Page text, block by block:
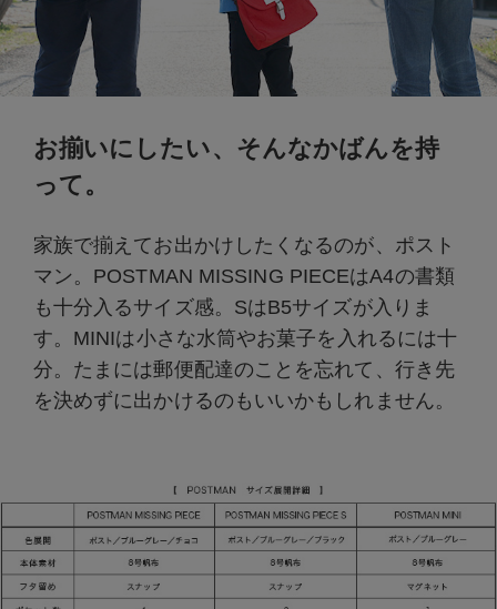
お揃いにしたい、そんなかばんを持
って。
家族で揃えてお出かけしたくなるのが、ポスト
マン。POSTMAN MISSING PIECEはA4の書類
も十分入るサイズ感。SはB5サイズが入りま
す。MINIは小さな水筒やお菓子を入れるには十
分。たまには郵便配達のことを忘れて、行き先
を決めずに出かけるのもいいかもしれません。